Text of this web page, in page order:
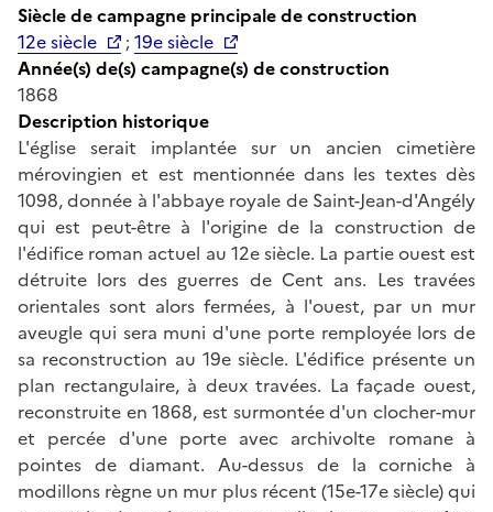
Siècle de campagne principale de construction
12e siècle
;19e siècle
Année(s) de(s) campagne(s) de construction
1868
Description historique
L'église serait implantée sur un ancien cimetière
mérovingien et est mentionnée dans les textes dès
1098, donnée à l'abbaye royale de Saint-Jean-d'Angély
qui est peut-être à l'origine de la construction de
l'édifice roman actuel au 12e siècle. La partie ouest est
détruite lors des guerres de Cent ans. Les travées
orientales sont alors fermées, à l'ouest, par un mur
aveugle qui sera muni d'une porte remployée lors de
sa reconstruction au 19e siècle. L'édifice présente un
plan rectangulaire, à deux travées. La façade ouest,
reconstruite en 1868, est surmontée d'un clocher-mur
et percée d'une porte avec archivolte romane à
pointes de diamant. Au-dessus de la corniche à
modillons règne un mur plus récent (15e-17e siècle) qui